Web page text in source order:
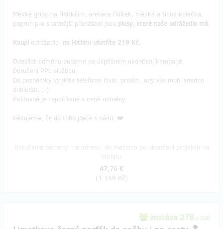
Měkké gripy na řídítkách, aretace řídítek, měkká a tichá kolečka,
popruh pro snadnější přenášení jsou plusy, které naše odrážedlo má.
Koupí odrážedla na Hithitu ušetříte 219 Kč.
Odesílat odměnu budeme po úspěšném ukončení kampaně.
Doručení PPL službou.
Do poznámky vyplňte telefonní číslo, prosím, aby vás mohl snadno
dohledat. ;-)
Poštovné je započítané v ceně odměny.
Děkujeme, že do toho jdete s námi. ❤️
47,76 €
(1 159 Kč)
zostáva 278 z 300